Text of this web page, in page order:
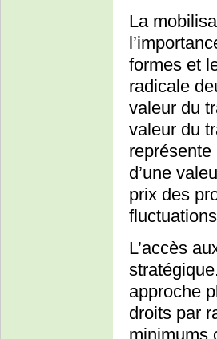
La
formes et
radicale
valeur du
valeur du
d’une
prix des
L’accès
approche
droits par
minimums